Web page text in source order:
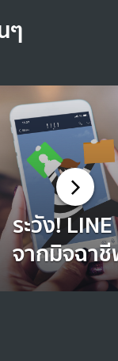
ๆ
ระวัง!
จากมิจฉา